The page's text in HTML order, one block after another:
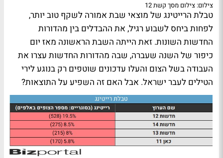
צילום: צילום מסך קשת 12
טבלת הרייטינג של מוצאי שבת אמורה לשקף טוב יותר,
לפחות ביחס לשבוע רגיל, את ההבדלים בין מהדורות
החדשות השונות. זאת הייתה השבת הראשונה מאז יום
כיפור של השנה שעברה, שבה מהדורות החדשות עצרו את
העבודה בשל הצום והעלו עדכונים שוטפים רק בנוגע לירי
הטילים לעבר ישראל. אבל האם זה השפיע על התוצאות?